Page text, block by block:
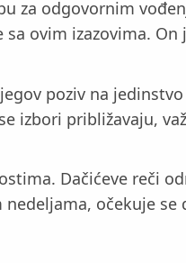
za odgovornim
ovim izazovima. On
poziv na
izbori približavaju,
Dačićeve reči
očekuje se